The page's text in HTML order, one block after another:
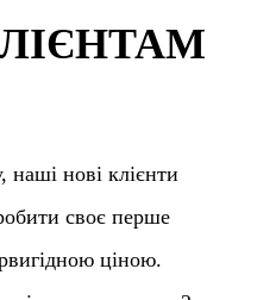
наші нові клієнти
своє перше
ціною.